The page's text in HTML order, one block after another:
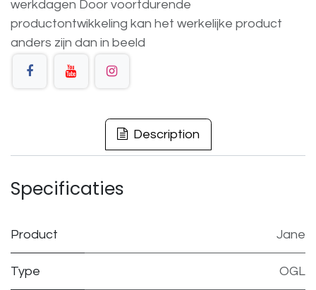
werkdagen Door voortdurende
productontwikkeling kan het werkelijke product
anders zijn dan in beeld
Description
Specificaties
Product Jane
Type OGL